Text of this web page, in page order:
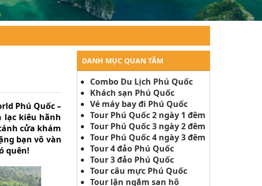
Phú Quốc –
lạc kiêu hãnh
cửa khám
bạn vô vàn
quên!
DANH MỤC QUAN TÂM
Combo Du Lịch Phú Quốc
Khách sạn Phú Quốc
Vé máy bay đi Phú Quốc
Tour Phú Quốc 2 ngày 1 đêm
Tour Phú Quốc 3 ngày 2 đêm
Tour Phú Quốc 4 ngày 3 đêm
Tour 4 đảo Phú Quốc
Tour 3 đảo Phú Quốc
Tour câu mực Phú Quốc
Tour lặn ngắm san hô